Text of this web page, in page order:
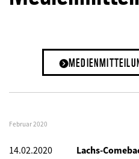
Februar 2020
14.02.2020
Lachs-